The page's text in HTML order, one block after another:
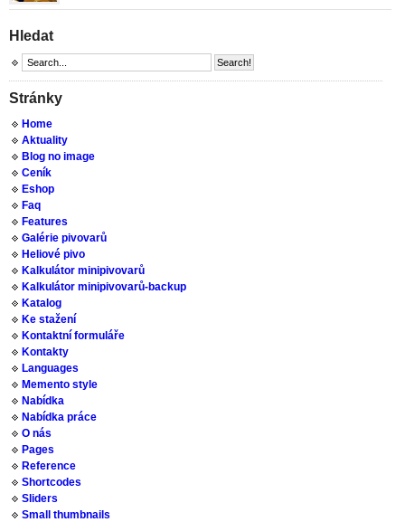
Hledat
Stránky
Home
Aktuality
Blog no image
Ceník
Eshop
Faq
Features
Galérie pivovarů
Heliové pivo
Kalkulátor minipivovarů
Kalkulátor minipivovarů-backup
Katalog
Ke stažení
Kontaktní formuláře
Kontakty
Languages
Memento style
Nabídka
Nabídka práce
O nás
Pages
Reference
Shortcodes
Sliders
Small thumbnails